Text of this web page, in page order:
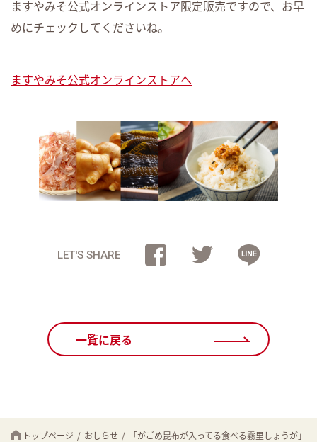
ますやみそ公式オンラインストア限定販売ですので、お早
めにチェックしてくださいね。
ますやみそ公式オンラインストアへ
LET'S SHARE
一覧に戻る
トップページ / おしらせ /
「がごめ昆布が入ってる食べる霧里しょうが」